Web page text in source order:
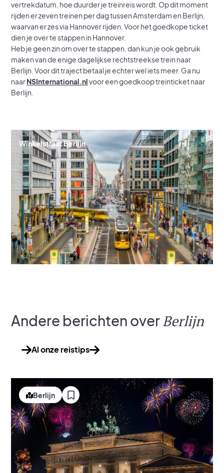
vertrekdatum, hoe duurder je treinreis wordt. Op dit moment
rijden er zeven treinen per dag tussen Amsterdam en Berlijn,
waarvan er zes via Hannover rijden. Voor het goedkope ticket
dien je over te stappen in Hannover.
Heb je geen zin om over te stappen, dan kun je ook gebruik
maken van de enige dagelijkse rechtstreekse trein naar
Berlijn. Voor dit traject betaal je echter wel iets meer. Ga nu
naarNSInternational.nlvoor een goedkoop treinticket naar
Berlijn.
Winkelstraat Berlijn
Andere berichten overBerlijn
Al onze reistips
Berlijn